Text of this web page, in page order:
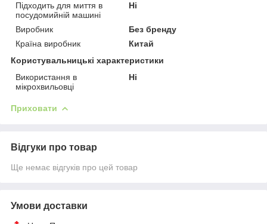
Підходить для миття в
посудомийній машині
Ні
Виробник
Без бренду
Країна виробник
Китай
Користувальницькі характеристики
Використання в
мікрохвильовці
Ні
Приховати
Відгуки про товар
Ще немає відгуків про цей товар
Умови доставки